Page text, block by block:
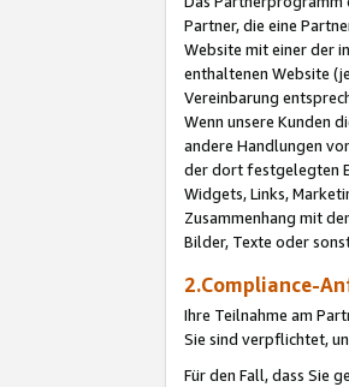
Partner, die eine
Website mit einer der in
enthaltenen Website
Vereinbarung
Wenn unsere Kunden
andere Handlungen
der dort festgelegten
Widgets, Links,
Zusammenhang mit
Bilder, Texte oder
2.Compliance-
Ihre Teilnahme am
Sie sind verpflichtet,
Für den Fall, dass Sie